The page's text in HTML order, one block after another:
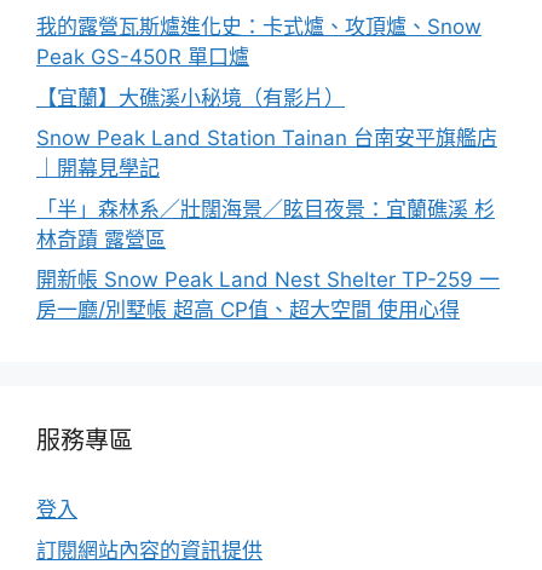
我的露營瓦斯爐進化史：卡式爐、攻頂爐、Snow
Peak GS-450R 單口爐
【宜蘭】大礁溪小秘境（有影片）
Snow Peak Land Station Tainan 台南安平旗艦店
｜開幕見學記
「半」森林系／壯闊海景／眩目夜景：宜蘭礁溪 杉
林奇蹟 露營區
開新帳 Snow Peak Land Nest Shelter TP-259 一
房一廳/別墅帳 超高 CP值、超大空間 使用心得
服務專區
登入
訂閱網站內容的資訊提供